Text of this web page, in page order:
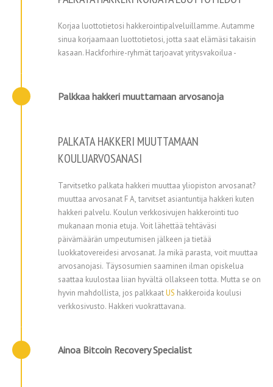
Korjaa luottotietosi hakkerointipalveluillamme. Autamme
sinua korjaamaan luottotietosi, jotta saat elämäsi takaisin
kasaan. Hackforhire-ryhmät tarjoavat yritysvakoilua -
PALKATA HAKKERI MUUTTAMAAN
KOULUARVOSANASI
Tarvitsetko palkata hakkeri muuttaa yliopiston arvosanat?
muuttaa arvosanat F A, tarvitset asiantuntija hakkeri kuten
hakkeri palvelu. Koulun verkkosivujen hakkerointi tuo
mukanaan monia etuja. Voit lähettää tehtäväsi
päivämäärän umpeutumisen jälkeen ja tietää
luokkatovereidesi arvosanat. Ja mikä parasta, voit muuttaa
arvosanojasi. Täysosumien saaminen ilman opiskelua
saattaa kuulostaa liian hyvältä ollakseen totta. Mutta se on
hyvin mahdollista, jos palkkaatUS hakkeroida koulusi
verkkosivusto. Hakkeri vuokrattavana.
Palkkaa hakkeri muuttamaan arvosanoja
Ainoa Bitcoin Recovery Specialist